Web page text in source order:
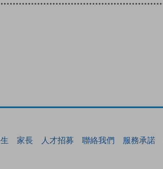
家長 人才招募 聯絡我們 服務承諾